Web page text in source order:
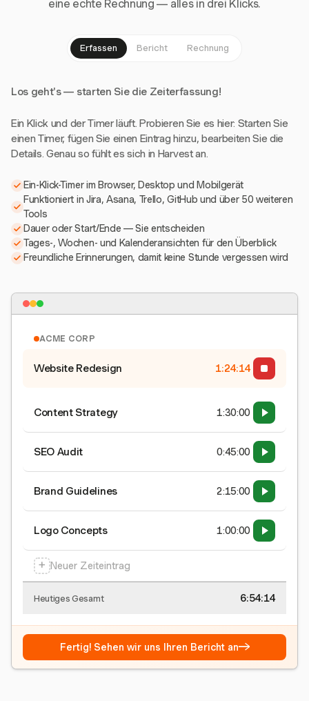
eine echte Rechnung — alles in drei Klicks.
Erfassen Bericht Rechnung
Los geht's — starten Sie die Zeiterfassung!
Ein Klick und der Timer läuft. Probieren Sie es hier: Starten Sie
einen Timer, fügen Sie einen Eintrag hinzu, bearbeiten Sie die
Details. Genau so fühlt es sich in Harvest an.
Ein-Klick-Timer im Browser, Desktop und Mobilgerät
Funktioniert in Jira, Asana, Trello, GitHub und über 50 weiteren
Tools
Dauer oder Start/Ende — Sie entscheiden
Tages-, Wochen- und Kalenderansichten für den Überblick
Freundliche Erinnerungen, damit keine Stunde vergessen wird
ACME CORP
Website Redesign 1:24:15
Content Strategy 1:30:00
SEO Audit 0:45:00
Brand Guidelines 2:15:00
Logo Concepts 1:00:00
+ Neuer Zeiteintrag
Heutiges Gesamt 6:54:15
Fertig! Sehen wir uns Ihren Bericht an→